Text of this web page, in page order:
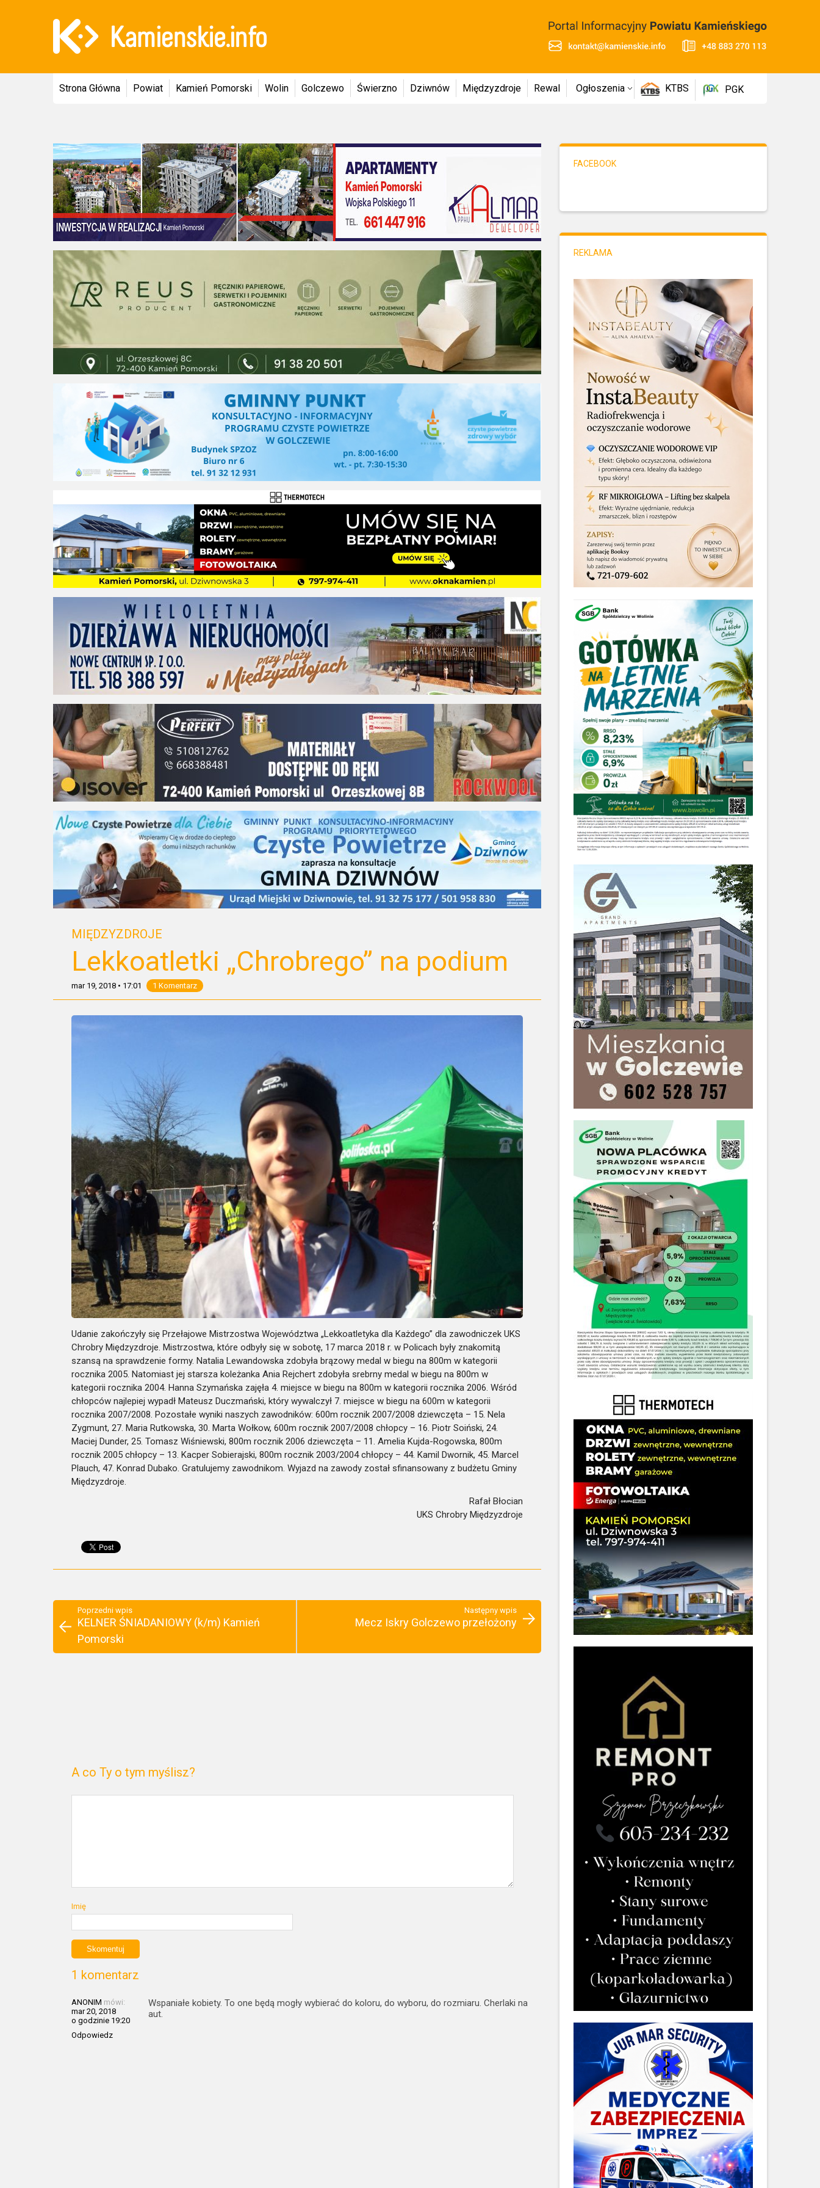
Strona Główna Powiat Kamień Pomorski Wolin Golczewo Świerzno Dziwnów Międzyzdroje Rewal Ogłoszenia KTBS PGK
MIĘDZYZDROJE
Lekkoatletki „Chrobrego” na podium
mar 19, 2018 • 17:01 1 Komentarz
Udanie zakończyły się Przełajowe Mistrzostwa Województwa „Lekkoatletyka dla Każdego” dla zawodniczek UKS
Chrobry Międzyzdroje. Mistrzostwa, które odbyły się w sobotę, 17 marca 2018 r. w Policach były znakomitą
szansą na sprawdzenie formy. Natalia Lewandowska zdobyła brązowy medal w biegu na 800m w kategorii
rocznika 2005. Natomiast jej starsza koleżanka Ania Rejchert zdobyła srebrny medal w biegu na 800m w
kategorii rocznika 2004. Hanna Szymańska zajęła 4. miejsce w biegu na 800m w kategorii rocznika 2006. Wśród
chłopców najlepiej wypadł Mateusz Duczmański, który wywalczył 7. miejsce w biegu na 600m w kategorii
rocznika 2007/2008. Pozostałe wyniki naszych zawodników: 600m rocznik 2007/2008 dziewczęta – 15. Nela
Zygmunt, 27. Maria Rutkowska, 30. Marta Wołkow, 600m rocznik 2007/2008 chłopcy – 16. Piotr Soiński, 24.
Maciej Dunder, 25. Tomasz Wiśniewski, 800m rocznik 2006 dziewczęta – 11. Amelia Kujda-Rogowska, 800m
rocznik 2005 chłopcy – 13. Kacper Sobierajski, 800m rocznik 2003/2004 chłopcy – 44. Kamil Dwornik, 45. Marcel
Plauch, 47. Konrad Dubako. Gratulujemy zawodnikom. Wyjazd na zawody został sfinansowany z budżetu Gminy
Międzyzdroje.
Rafał Błocian
UKS Chrobry Międzyzdroje
Poprzedni wpis
KELNER ŚNIADANIOWY (k/m) Kamień
Pomorski
Następny wpis
Mecz Iskry Golczewo przełożony
A co Ty o tym myślisz?
Imię
1 komentarz
ANONIM mówi:
mar 20, 2018
o godzinie 19:20
Odpowiedz
Wspaniałe kobiety. To one będą mogły wybierać do koloru, do wyboru, do rozmiaru. Cherlaki na
aut.
FACEBOOK
REKLAMA